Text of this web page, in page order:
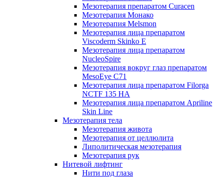
Мезотерапия препаратом Curacen
Мезотерапия Монако
Мезотерапия Melsmon
Мезотерапия лица препаратом
Viscoderm Skinko E
Мезотерапия лица препаратом
NucleoSpire
Мезотерапия вокруг глаз препаратом
MesoEye С71
Мезотерапия лица препаратом Filorga
NCTF 135 HA
Мезотерапия лица препаратом Apriline
Skin Line
Мезотерапия тела
Мезотерапия живота
Мезотерапия от целлюлита
Липолитическая мезотерапия
Мезотерапия рук
Нитевой лифтинг
Нити под глаза